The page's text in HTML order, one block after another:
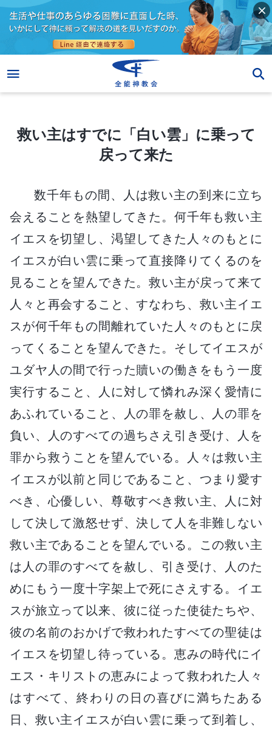
救い主はすでに「白い雲」に乗って戻って来た
救い主はすでに「白い雲」に乗って
戻って来た
数千年もの間、人は救い主の到来に立ち
会えることを熱望してきた。何千年も救い主
イエスを切望し、渇望してきた人々のもとに
イエスが白い雲に乗って直接降りてくるのを
見ることを望んできた。救い主が戻って来て
人々と再会すること、すなわち、救い主イエ
スが何千年もの間離れていた人々のもとに戻
ってくることを望んできた。そしてイエスが
ユダヤ人の間で行った贖いの働きをもう一度
実行すること、人に対して憐れみ深く愛情に
あふれていること、人の罪を赦し、人の罪を
負い、人のすべての過ちさえ引き受け、人を
罪から救うことを望んでいる。人々は救い主
イエスが以前と同じであること、つまり愛す
べき、心優しい、尊敬すべき救い主、人に対
して決して激怒せず、決して人を非難しない
救い主であることを望んでいる。この救い主
は人の罪のすべてを赦し、引き受け、人のた
めにもう一度十字架上で死にさえする。イエ
スが旅立って以来、彼に従った使徒たちや、
彼の名前のおかげで救われたすべての聖徒は
イエスを切望し待っている。恵みの時代にイ
エス・キリストの恵みによって救われた人々
はすべて、終わりの日の喜びに満ちたある
日、救い主イエスが白い雲に乗って到着し、